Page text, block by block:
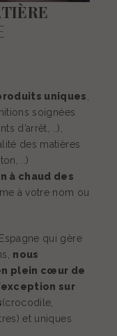
uniques
soignées
d’arrêt, ..),
des matières
..)
à chaud des
à votre nom ou
qui gère
nous
plein cœur de
sur
(crocodile,
et uniques